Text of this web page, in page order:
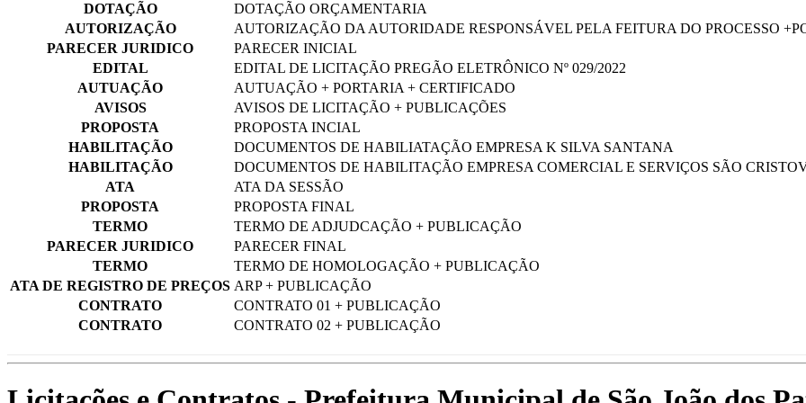
DOTAÇÃO
DOTAÇÃO ORÇAMENTARIA
AUTORIZAÇÃO
AUTORIZAÇÃO DA AUTORIDADE RESPONSÁVEL PELA FEITURA DO PROCESSO
PARECER JURIDICO
PARECER INICIAL
EDITAL
EDITAL DE LICITAÇÃO PREGÃO ELETRÔNICO Nº 029/2022
AUTUAÇÃO
AUTUAÇÃO + PORTARIA + CERTIFICADO
AVISOS
AVISOS DE LICITAÇÃO + PUBLICAÇÕES
PROPOSTA
PROPOSTA INCIAL
HABILITAÇÃO
DOCUMENTOS DE HABILIATAÇÃO EMPRESA K SILVA SANTANA
HABILITAÇÃO
DOCUMENTOS DE HABILITAÇÃO EMPRESA COMERCIAL E SERVIÇOS SÃO
ATA
ATA DA SESSÃO
PROPOSTA
PROPOSTA FINAL
TERMO
TERMO DE ADJUDCAÇÃO + PUBLICAÇÃO
PARECER JURIDICO
PARECER FINAL
TERMO
TERMO DE HOMOLOGAÇÃO + PUBLICAÇÃO
ATA DE REGISTRO DE PREÇOS ARP + PUBLICAÇÃO
CONTRATO
CONTRATO 01 + PUBLICAÇÃO
CONTRATO
CONTRATO 02 + PUBLICAÇÃO